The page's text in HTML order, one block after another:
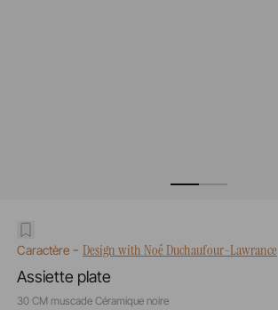
Caractère- Design with Noé Duchaufour-Lawrance
Assiette plate
30 CM muscade Céramique noire